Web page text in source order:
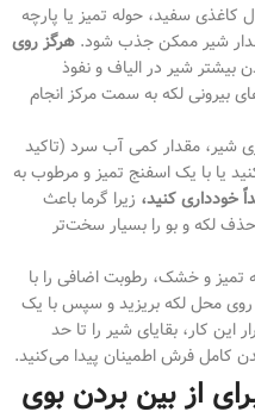
کاغذی سفید، حوله تمیز یا پارچه
شیر ممکن جذب شود. هرگز روی
شیر در الیاف و نفوذ
بیرونی لکه به سمت مرکز انجام
شیر، مقدار کمی آب سرد (تاکید
یا با یک اسفنج تمیز و مرطوب به
خودداری کنید، زیرا گرما باعث
لکه و بو را بسیار سخت‌تر
تمیز و خشک، رطوبت اضافی را با
محل لکه بریزید و سپس با یک
این کار، بقایای شیر را تا حد
کامل فرش اطمینان پیدا می‌کنید.
از بین بردن بوی